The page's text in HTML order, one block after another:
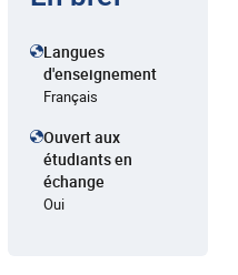
Langues
d'enseignement
Français
Ouvert aux
étudiants en
échange
Oui